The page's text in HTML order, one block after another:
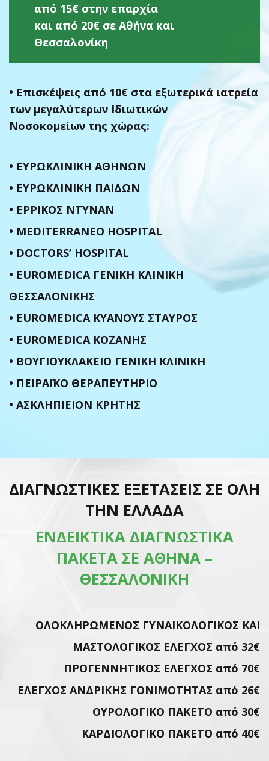
από 15€ στην επαρχία
και από 20€ σε Αθήνα και
Θεσσαλονίκη
• Επισκέψεις από 10€ στα εξωτερικά ιατρεία
των μεγαλύτερων Ιδιωτικών
Νοσοκομείων της χώρας:
• ΕΥΡΩΚΛΙΝΙΚΗ ΑΘΗΝΩΝ
• ΕΥΡΩΚΛΙΝΙΚΗ ΠΑΙΔΩΝ
• ΕΡΡΙΚΟΣ ΝΤΥΝΑΝ
• MEDITERRANEO HOSPITAL
• DOCTORS’ HOSPITAL
• EUROMEDICA ΓΕΝΙΚΗ ΚΛΙΝΙΚΗ
ΘΕΣΣΑΛΟΝΙΚΗΣ
• EUROMEDICA ΚΥΑΝΟΥΣ ΣΤΑΥΡΟΣ
• EUROMEDICA ΚΟΖΑΝΗΣ
• ΒΟΥΓΙΟΥΚΛΑΚΕΙΟ ΓΕΝΙΚΗ ΚΛΙΝΙΚΗ
• ΠΕΙΡΑΪΚΟ ΘΕΡΑΠΕΥΤΗΡΙΟ
• ΑΣΚΛΗΠIΕΙΟΝ ΚΡΗΤΗΣ
ΔΙΑΓΝΩΣΤΙΚΕΣ ΕΞΕΤΑΣΕΙΣ ΣΕ ΟΛΗ
ΤΗΝ ΕΛΛΑΔΑ
ΕΝΔΕΙΚΤΙΚΑ ΔΙΑΓΝΩΣΤΙΚΑ
ΠΑΚΕΤΑ ΣΕ ΑΘΗΝΑ –
ΘΕΣΣΑΛΟΝΙΚΗ
ΟΛΟΚΛΗΡΩΜΕΝΟΣ ΓΥΝΑΙΚΟΛΟΓΙΚΟΣ ΚΑΙ
ΜΑΣΤΟΛΟΓΙΚΟΣ ΕΛΕΓΧΟΣ από 32€
ΠΡΟΓΕΝΝΗΤΙΚΟΣ ΕΛΕΓΧΟΣ από 70€
ΕΛΕΓΧΟΣ ΑΝΔΡΙΚΗΣ ΓΟΝΙΜΟΤΗΤΑΣ από 26€
ΟΥΡΟΛΟΓΙΚΟ ΠΑΚΕΤΟ από 30€
ΚΑΡΔΙΟΛΟΓΙΚΟ ΠΑΚΕΤΟ από 40€